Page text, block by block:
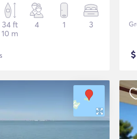
34 ft
10 m
4 1 3